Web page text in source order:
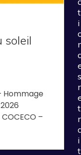
soleil
Hommage
COCECO –
t
i
s
r
t
r
i
t